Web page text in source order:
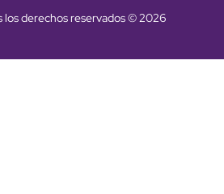
los derechos reservados © 2026